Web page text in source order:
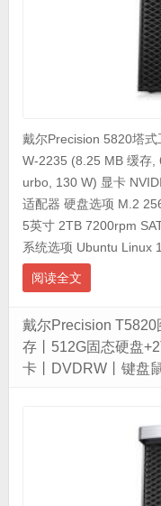
戴尔Precision 5820塔
W-2235 (8.25 MB 缓存,
urbo, 130 W) 显卡
适配器 硬盘选项 M.2
5英寸 2TB 7200rpm
系统选项 Ubuntu Linux
阅读全文
戴尔Precision T5820
存丨512G固态硬盘
卡丨DVDRW丨键盘